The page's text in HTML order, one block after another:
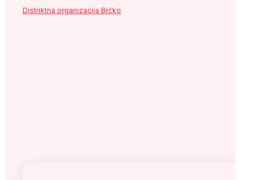
Distriktna organizacija Brčko